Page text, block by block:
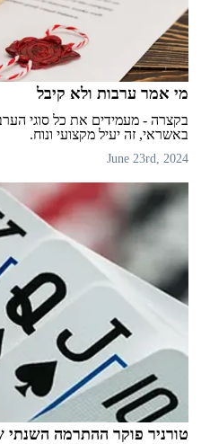
מי אמר ערבות ולא קיבל
בקצרה - מעמידים את כל סוגי
באשראי, זה יעיל מקצועי ונוח.
June 23rd, 2024
טורניר פוקר ההתרמה השנתי